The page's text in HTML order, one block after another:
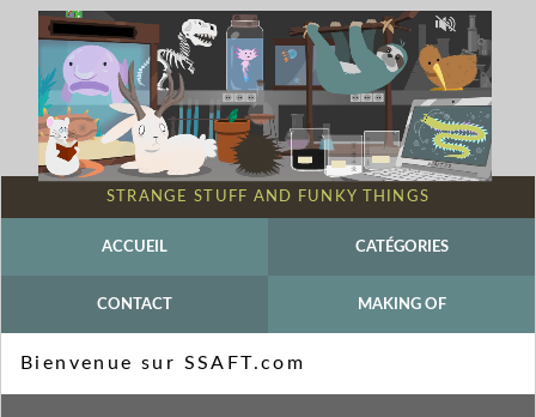
STRANGE STUFF AND FUNKY THINGS
ACCUEIL CATÉGORIES
CONTACT MAKING OF
Bienvenue sur SSAFT.com